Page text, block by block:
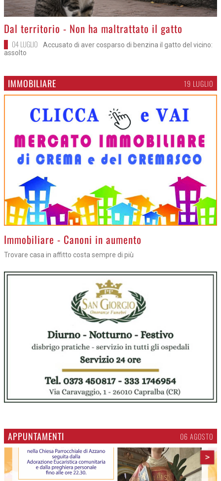
>
Dal territorio - Non ha maltrattato il gatto
04 LUGLIO
Accusato di aver cosparso di benzina il gatto del vicino:
assolto
IMMOBILIARE 19 LUGLIO
>Immobiliare - Canoni in aumento
Trovare casa in affitto costa sempre di più
APPUNTAMENTI 06 AGOSTO
>